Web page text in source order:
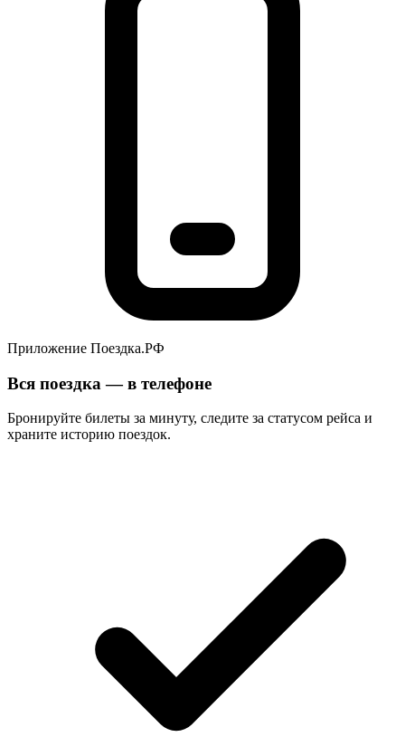
Приложение Поездка.РФ
Вся поездка — в телефоне
Бронируйте билеты за минуту, следите за статусом рейса и
храните историю поездок.